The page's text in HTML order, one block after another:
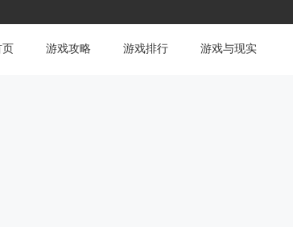
页 游戏攻略 游戏排行 游戏与现实